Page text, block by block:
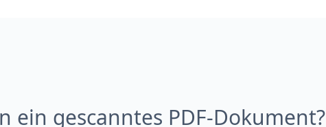
ein gescanntes PDF-Dokument?